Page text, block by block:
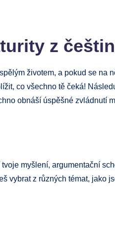
z
životem, a pokud se na
co všechno tě čeká!
obnáší úspěšné zvládnutí
tvoje myšlení, argumentační
vybrat z různých témat, jako